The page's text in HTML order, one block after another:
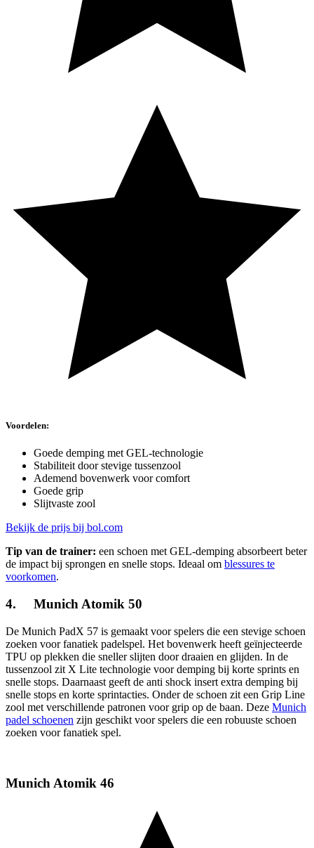
Voordelen:
Goede demping met GEL-technologie
Stabiliteit door stevige tussenzool
Ademend bovenwerk voor comfort
Goede grip
Slijtvaste zool
Bekijk de prijs bij bol.com
Tip van de trainer: een schoen met GEL-demping absorbeert beter
de impact bij sprongen en snelle stops. Ideaal om blessures te
voorkomen.
4. Munich Atomik 50
De Munich PadX 57 is gemaakt voor spelers die een stevige schoen
zoeken voor fanatiek padelspel. Het bovenwerk heeft geïnjecteerde
TPU op plekken die sneller slijten door draaien en glijden. In de
tussenzool zit X Lite technologie voor demping bij korte sprints en
snelle stops. Daarnaast geeft de anti shock insert extra demping bij
snelle stops en korte sprintacties. Onder de schoen zit een Grip Line
zool met verschillende patronen voor grip op de baan. Deze Munich
padel schoenen zijn geschikt voor spelers die een robuuste schoen
zoeken voor fanatiek spel.
Munich Atomik 46